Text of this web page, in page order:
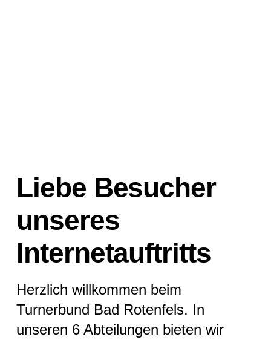
Liebe Besucher
unseres
Internetauftritts
Herzlich willkommen beim
Turnerbund Bad Rotenfels. In
unseren 6 Abteilungen bieten wir